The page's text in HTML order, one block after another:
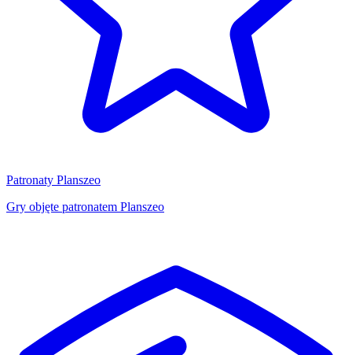
Patronaty Planszeo
Gry objęte patronatem Planszeo